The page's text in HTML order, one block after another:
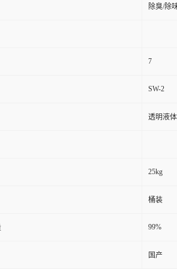
除臭/除
7
SW-2
透明液体
25kg
桶装
99%
国产